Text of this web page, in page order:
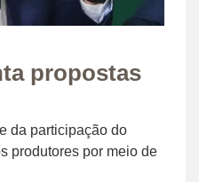
propostas
da participação do
produtores por meio de